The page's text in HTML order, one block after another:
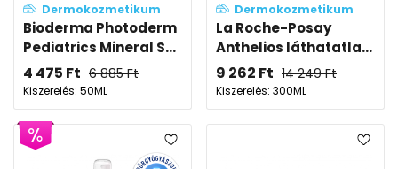
Dermokozmetikum
Bioderma Photoderm
Pediatrics Mineral S...
4 475 Ft 6 885Ft
Kiszerelés: 50ML
Dermokozmetikum
La Roche-Posay
Anthelios láthatatla...
9 262 Ft 14 249Ft
Kiszerelés: 300ML